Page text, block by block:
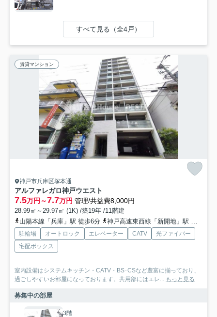
すべて見る（全4戸）
賃貸マンション
神戸市兵庫区塚本通
アルファレガロ神戸ウエスト
7.5万円～7.7万円 管理/共益費8,000円
28.99㎡～29.97㎡ (1K) /築19年 /11階建
山陽本線「兵庫」駅 徒歩6分
神戸高速東西線「新開地」駅 徒歩7分
駐輪場 オートロック エレベーター CATV
光ファイバー
宅配ボックス
室内設備はシステムキッチン・CATV・BS･CSなど豊富に揃っており、
過ごしやすいお部屋になっております。共用部にはエレ... もっと見る
募集中の部屋
3階